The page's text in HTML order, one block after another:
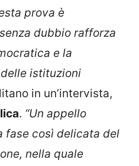
prova è
dubbio rafforza
e la
istituzioni
in un’intervista,
. “Un appello
fase così delicata del
nella quale